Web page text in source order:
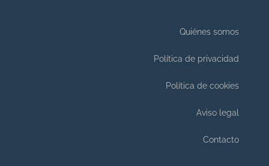
Quiénes somos
Política de privacidad
Política de cookies
Aviso legal
Contacto